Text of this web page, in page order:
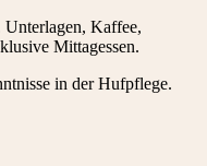
Kaffee,
Mittagessen.
in der Hufpflege.